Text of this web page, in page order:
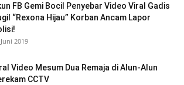
FB Gemi Bocil Penyebar Video Viral Gadis
“Rexona Hijau” Korban Ancam Lapor
2019
Video Mesum Dua Remaja di Alun-Alun
CCTV